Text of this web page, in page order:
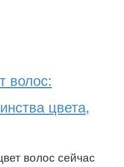
волос:
цвета,
волос сейчас